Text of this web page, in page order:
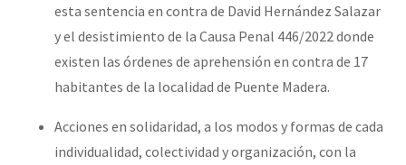
esta sentencia en contra de David Hernández Salazar
y el desistimiento de la Causa Penal 446/2022 donde
existen las órdenes de aprehensión en contra de 17
habitantes de la localidad de Puente Madera.
Acciones en solidaridad, a los modos y formas de cada
individualidad, colectividad y organización, con la